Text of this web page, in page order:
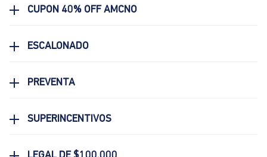
CUPON 40% OFF AMCNO
ESCALONADO
PREVENTA
SUPERINCENTIVOS